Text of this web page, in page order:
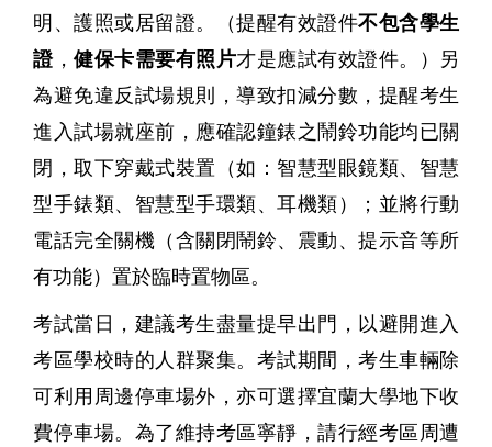
明、護照或居留證。（提醒有效證件不包含學生
證， 健保卡需要有照片才是應試有效證件。）另
為避免違反試場規則，導致扣減分數，提醒考生
進入試場就座前，應確認鐘錶之鬧鈴功能均已關
閉，取下穿戴式裝置（如：智慧型眼鏡類、智慧
型手錶類、智慧型手環類、耳機類）；並將行動
電話完全關機（含關閉鬧鈴、震動、提示音等所
有功能）置於臨時置物區。
考試當日，建議考生盡量提早出門，以避開進入
考區學校時的人群聚集。考試期間，考生車輛除
可利用周邊停車場外，亦可選擇宜蘭大學地下收
費停車場。為了維持考區寧靜，請行經考區周遭